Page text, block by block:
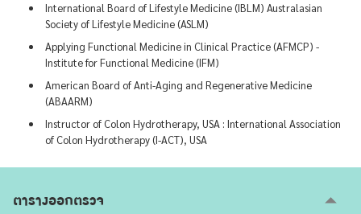
International Board of Lifestyle Medicine (IBLM) Australasian
Society of Lifestyle Medicine (ASLM)
Applying Functional Medicine in Clinical Practice (AFMCP) -
Institute for Functional Medicine (IFM)
American Board of Anti-Aging and Regenerative Medicine
(ABAARM)
Instructor of Colon Hydrotherapy, USA : International Association
of Colon Hydrotherapy (I-ACT), USA
ตารางออกตรวจ